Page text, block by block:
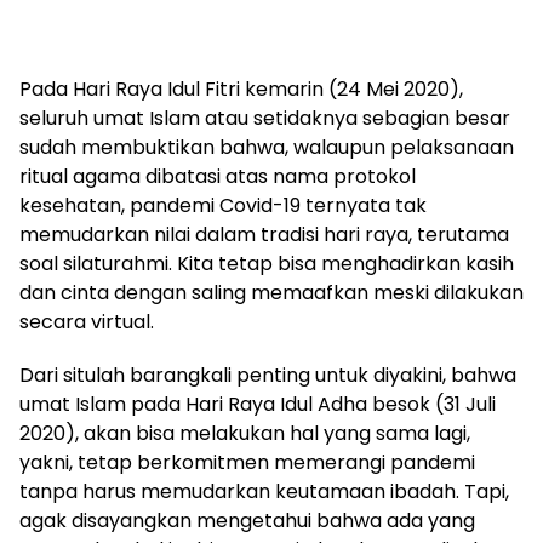
Pada Hari Raya Idul Fitri kemarin (24 Mei 2020),
seluruh umat Islam atau setidaknya sebagian besar
sudah membuktikan bahwa, walaupun pelaksanaan
ritual agama dibatasi atas nama protokol
kesehatan, pandemi Covid-19 ternyata tak
memudarkan nilai dalam tradisi hari raya, terutama
soal silaturahmi. Kita tetap bisa menghadirkan kasih
dan cinta dengan saling memaafkan meski dilakukan
secara virtual.
Dari situlah barangkali penting untuk diyakini, bahwa
umat Islam pada Hari Raya Idul Adha besok (31 Juli
2020), akan bisa melakukan hal yang sama lagi,
yakni, tetap berkomitmen memerangi pandemi
tanpa harus memudarkan keutamaan ibadah. Tapi,
agak disayangkan mengetahui bahwa ada yang